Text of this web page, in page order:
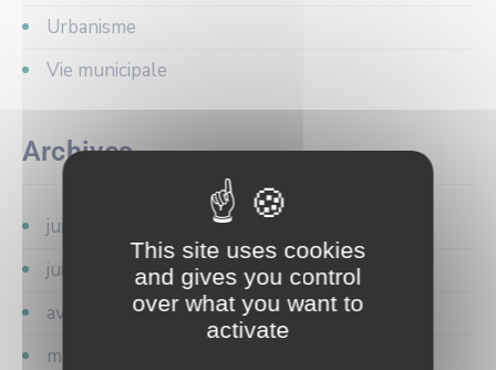
Urbanisme
Vie municipale
Archives
juillet 2026
juin 2026
avril 2026
mars 2026
This site uses cookies
and gives you control
over what you want to
activate